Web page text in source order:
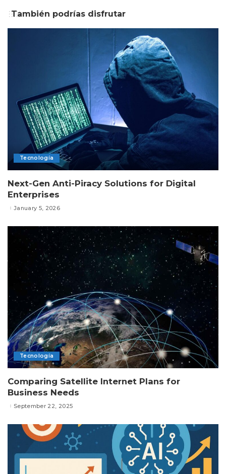
También podrías disfrutar
Tecnología
Next-Gen Anti-Piracy Solutions for Digital
Enterprises
January 5, 2026
Tecnología
Comparing Satellite Internet Plans for
Business Needs
September 22, 2025